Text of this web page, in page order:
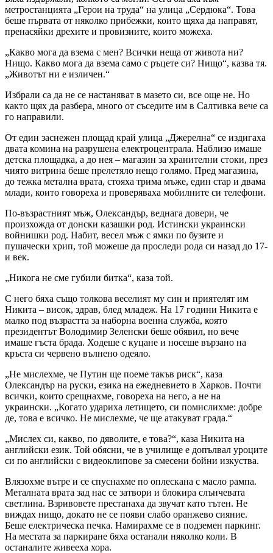
метростанцията „Герои на труда“ на улица „Сердюка“. Това
беше първата от няколко прибежки, които щяха да направят,
пренасяйки дрехите и провизиите, които можеха.
„Какво мога да взема с мен? Всички неща от живота ни?
Нищо. Какво мога да взема само с ръцете си? Нищо“, казва тя.
„Животът ни е изличен.“
Избрали са да не се настаняват в мазето си, все още не. Но
както щях да разбера, много от съседите им в Салтивка вече са
го направили.
От един заснежен площад край улица „Джерелна“ се издигаха
двата комина на разрушена електроцентрала. Наблизо имаше
детска площадка, а до нея – магазин за хранителни стоки, през
чиято витрина беше прелетяло нещо голямо. Пред магазина,
до тежка метална врата, стояха трима мъже, един стар и двама
млади, които говореха и проверяваха мобилните си телефони.
По-възрастният мъж, Олександър, веднага довери, че
произхожда от донски казашки род. Истински украински
войнишки род. Набит, весел мъж с ямки по бузите и
пушачески хрип, той можеше да проследи рода си назад до 17-
и век.
„Никога не сме губили битка“, каза той.
С него бяха също толкова веселият му син и приятелят им
Никита – висок, здрав, блед младеж. На 17 години Никита е
малко под възрастта за наборна военна служба, която
президентът Володимир Зеленски беше обявил, но вече
имаше гъста брада. Ходеше с куцане и носеше вързано на
кръста си червено вълнено одеяло.
„Не мислехме, че Путин ще поеме такъв риск“, каза
Олександър на руски, езика на ежедневието в Харков. Почти
всички, които срещнахме, говореха на него, а не на
украински. „Когато удариха летището, си помислихме: добре
де, това е всичко. Не мислехме, че ще атакуват града.“
„Мислех си, какво, по дяволите, е това?“, каза Никита на
английски език. Той обясни, че в училище е допълвал уроците
си по английски с видеоклипове за смесени бойни изкуства.
Влязохме вътре и се спуснахме по оплескана с масло рампа.
Металната врата зад нас се затвори и блокира слънчевата
светлина. Взривовете престанаха да звучат като тътен. Не
виждах нищо, докато не се появи слабо оранжево сияние.
Беше електрическа печка. Намирахме се в подземен паркинг.
На местата за паркиране бяха останали няколко коли. В
останалите живееха хора.